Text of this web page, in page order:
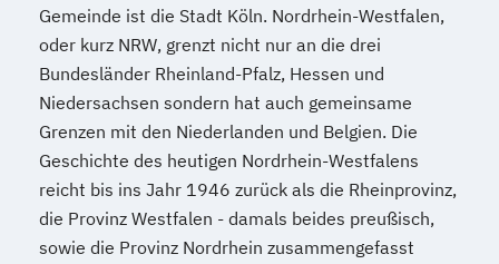
Gemeinde ist die Stadt Köln. Nordrhein-Westfalen,
oder kurz NRW, grenzt nicht nur an die drei
Bundesländer Rheinland-Pfalz, Hessen und
Niedersachsen sondern hat auch gemeinsame
Grenzen mit den Niederlanden und Belgien. Die
Geschichte des heutigen Nordrhein-Westfalens
reicht bis ins Jahr 1946 zurück als die Rheinprovinz,
die Provinz Westfalen - damals beides preußisch,
sowie die Provinz Nordrhein zusammengefasst